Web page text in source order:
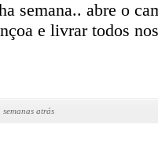
semana.. abre o
e livrar todos
semanas atrás